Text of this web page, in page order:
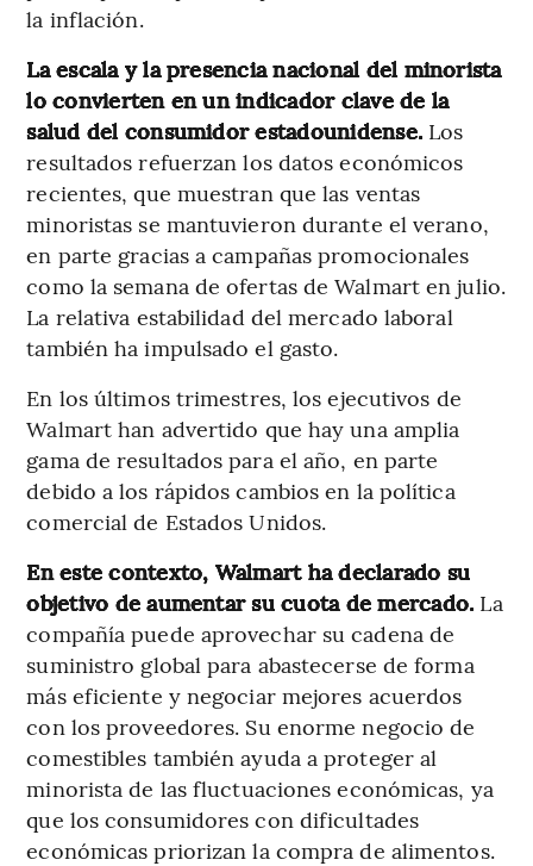
la inflación.
La escala y la presencia nacional del minorista
lo convierten en un indicador clave de la
salud del consumidor estadounidense. Los
resultados refuerzan los datos económicos
recientes, que muestran que las ventas
minoristas se mantuvieron durante el verano,
en parte gracias a campañas promocionales
como la semana de ofertas de Walmart en julio.
La relativa estabilidad del mercado laboral
también ha impulsado el gasto.
En los últimos trimestres, los ejecutivos de
Walmart han advertido que hay una amplia
gama de resultados para el año, en parte
debido a los rápidos cambios en la política
comercial de Estados Unidos.
En este contexto, Walmart ha declarado su
objetivo de aumentar su cuota de mercado. La
compañía puede aprovechar su cadena de
suministro global para abastecerse de forma
más eficiente y negociar mejores acuerdos
con los proveedores. Su enorme negocio de
comestibles también ayuda a proteger al
minorista de las fluctuaciones económicas, ya
que los consumidores con dificultades
económicas priorizan la compra de alimentos.